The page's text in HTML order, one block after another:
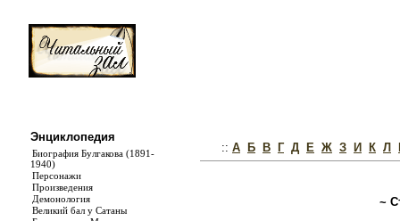
Энциклопедия
Биография Булгакова (1891-
1940)
Персонажи
Произведения
Демонология
Великий бал у Сатаны
:: А Б В Г Д Е Ж З И К Л
~